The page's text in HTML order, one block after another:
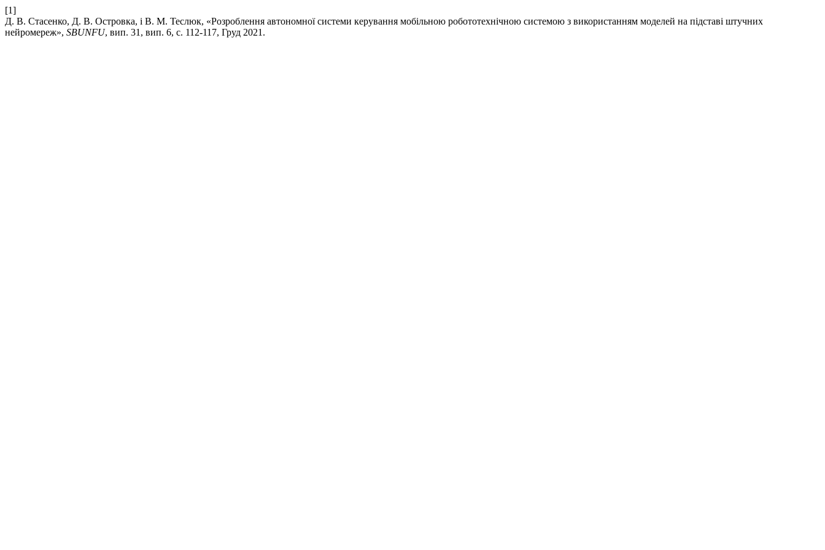
[1]
Д. В. Стасенко, Д. В. Островка, і В. М. Теслюк, «Розроблення автономної системи керування мобільною робототехнічною системою з використанням моделей на підставі штучних
нейромереж», SBUNFU, вип. 31, вип. 6, с. 112-117, Груд 2021.